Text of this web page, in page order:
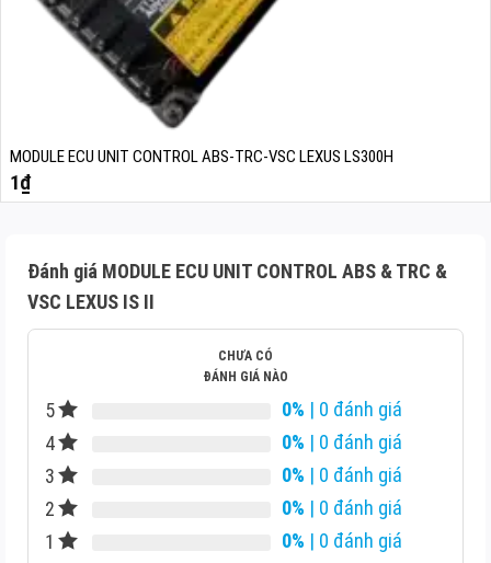
MODULE ECU UNIT CONTROL ABS-TRC-VSC LEXUS LS300H
1₫
Đánh giá MODULE ECU UNIT CONTROL ABS & TRC &
VSC LEXUS IS II
CHƯA CÓ
ĐÁNH GIÁ NÀO
5 0% | 0 đánh giá
4
0% | 0 đánh giá
3
0% | 0 đánh giá
2
0% | 0 đánh giá
1
0% | 0 đánh giá